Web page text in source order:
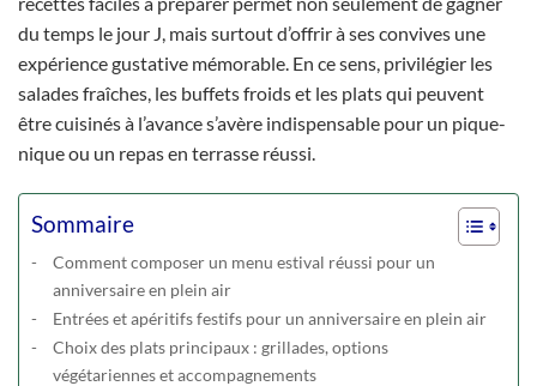
du temps le jour J, mais surtout d’offrir à ses convives une
expérience gustative mémorable. En ce sens, privilégier les
salades fraîches, les buffets froids et les plats qui peuvent
être cuisinés à l’avance s’avère indispensable pour un pique-
nique ou un repas en terrasse réussi.
Sommaire
Comment composer un menu estival réussi pour un
anniversaire en plein air
Entrées et apéritifs festifs pour un anniversaire en plein air
Choix des plats principaux : grillades, options
végétariennes et accompagnements